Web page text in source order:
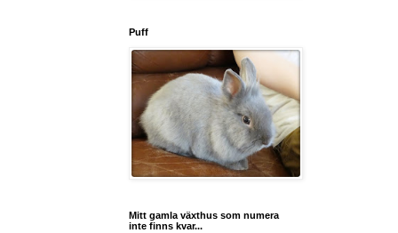
Puff
Mitt gamla växthus som numera
inte finns kvar...